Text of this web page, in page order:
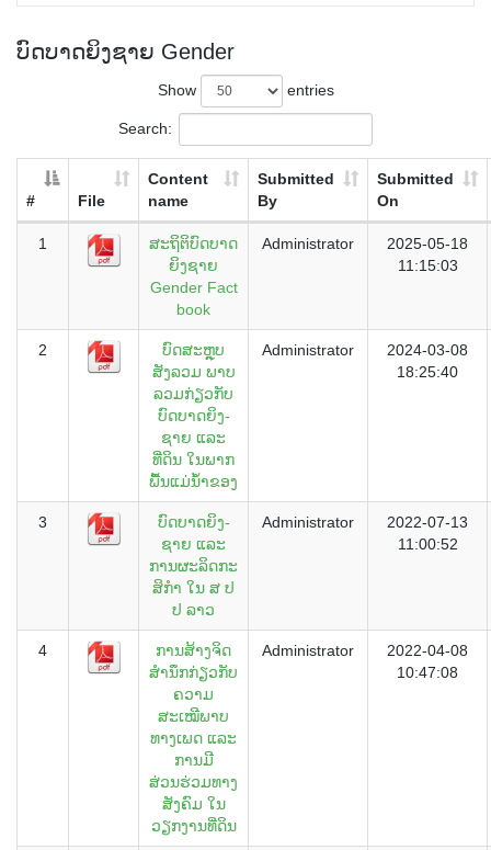
ບົດບາດຍິງຊາຍ Gender
Show entries
Search:
# File
Content
name
Submitted
By
Submitted
On
1
ສະຖິຕິບົດບາດ
ຍິງຊາຍ
Gender Fact
book
Administrator
2025-05-18
11:15:03
2
ບົດສະຫຼຸບ
ສັງລວມ ພາບ
ລວມກ່ຽວກັບ
ບົດບາດຍິງ-
ຊາຍ ແລະ
ທີ່ດິນ ໃນພາກ
ພື້ນແມ່ນ້ຳຂອງ
Administrator
2024-03-08
18:25:40
3
ບົດບາດຍິງ-
ຊາຍ ແລະ
ການຜະລິດກະ
ສິກໍາ ໃນ ສ ປ
ປ ລາວ
Administrator
2022-07-13
11:00:52
4
ການສ້າງຈິດ
ສຳນຶກກ່ຽວກັບ
ຄວາມ
ສະເໝີພາບ
ທາງເພດ ແລະ
ການມີ
ສ່ວນຮ່ວມທາງ
ສັງຄົມ ໃນ
ວຽກງານທີ່ດິນ
Administrator
2022-04-08
10:47:08